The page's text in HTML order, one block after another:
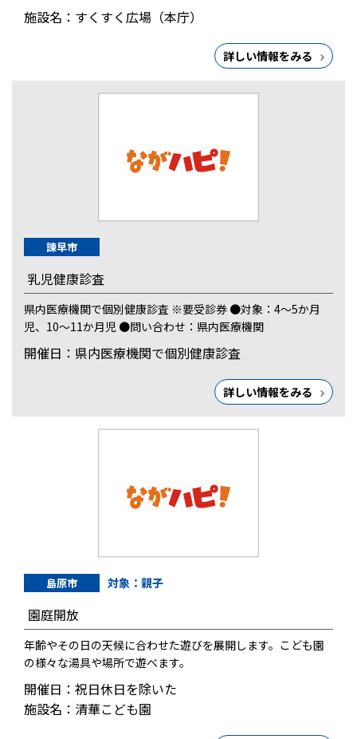
施設名：すくすく広場（本庁）
詳しい情報をみる
諫早市
乳児健康診査
県内医療機関で個別健康診査 ※要受診券 ●対象：4～5か月
児、10～11か月児 ●問い合わせ：県内医療機関
開催日：県内医療機関で個別健康診査
詳しい情報をみる
島原市 対象：親子
園庭開放
年齢やその日の天候に合わせた遊びを展開します。こども園
の様々な湯具や場所で遊べます。
開催日：祝日休日を除いた
施設名：清華こども園